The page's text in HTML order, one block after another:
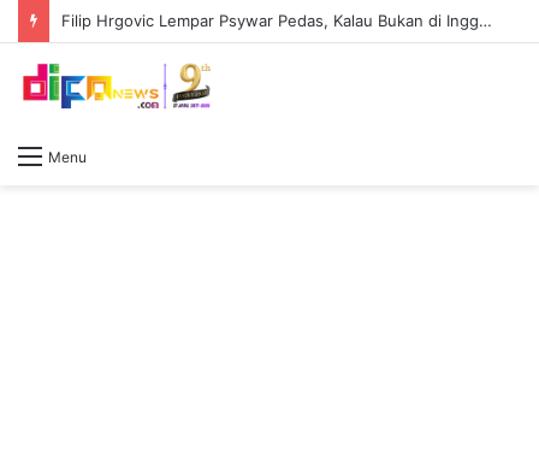
Filip Hrgovic Lempar Psywar Pedas, Kalau Bukan di Inggris, Tidak Ada Yang Kenal Moses Itauma
Menu